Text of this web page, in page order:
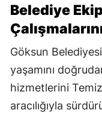
Belediye
Göksun
yaşamını
hizmetlerini
aracılığıyla